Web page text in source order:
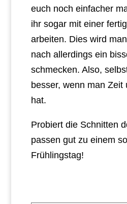
euch noch einfacher
ihr sogar mit einer
arbeiten. Dies wird
nach allerdings ein
schmecken. Also,
besser, wenn man Zeit
hat.
Probiert die Schnitten
passen gut zu einem
Frühlingstag!